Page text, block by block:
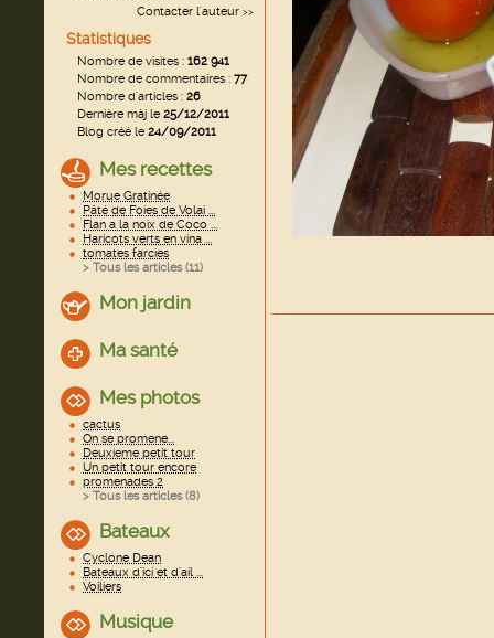
Contacter l'auteur >>
Statistiques
Nombre de visites : 162 941
Nombre de commentaires : 77
Nombre d'articles : 26
Dernière màj le25/12/2011
Blog créé le24/09/2011
Mes recettes
Morue Gratinée
Pâté de Foies de Volai ...
Flan a la noix de Coco ...
Haricots verts en vina ...
tomates farcies
> Tous les articles (11)
Mon jardin
Ma santé
Mes photos
cactus
On se promene...
Deuxieme petit tour
Un petit tour encore
promenades 2
> Tous les articles (8)
Bateaux
Cyclone Dean
Bateaux d'ici et d'ail ...
Voiliers
Musique